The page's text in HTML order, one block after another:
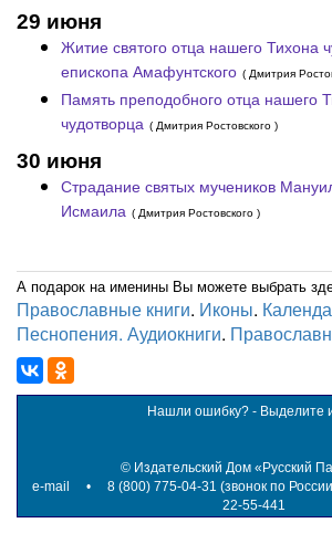
29 июня
Житие святого отца нашего Тихона
епископа Амафунтского ( Дмитрия
Память преподобного отца нашего
чудотворца ( Дмитрия Ростовского )
30 июня
Страдание святых мучеников
Исмаила ( Дмитрия Ростовского )
А подарок на именины Вы можете выбрать
Православные книги. Иконы.
Песнопения. Аудиокниги.
Нашли ошибку? - Выделите
© Издательский Дом «Русский
e-mail
• 8 (800) 775-04-31 (звонок по
22-55-441